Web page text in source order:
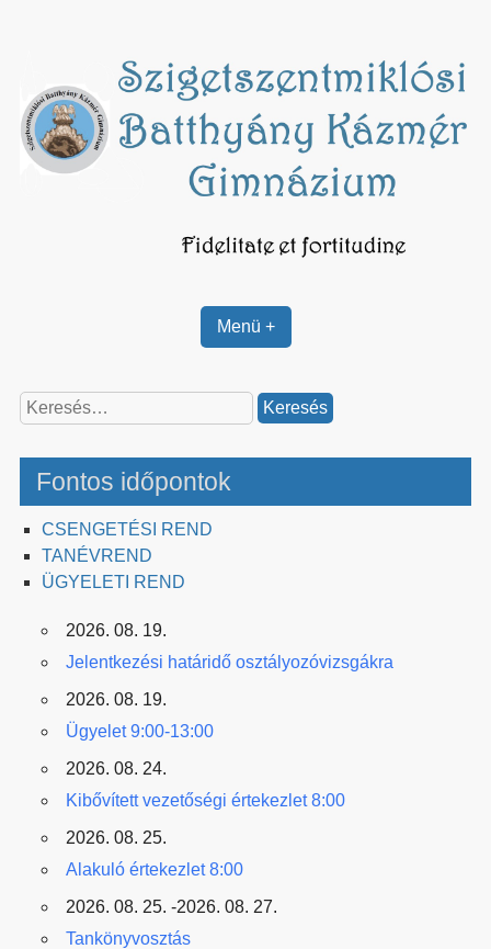
Menü +
Keresés:
Fontos időpontok
CSENGETÉSI REND
TANÉVREND
ÜGYELETI REND
2026. 08. 19.
Jelentkezési határidő osztályozóvizsgákra
2026. 08. 19.
Ügyelet 9:00-13:00
2026. 08. 24.
Kibővített vezetőségi értekezlet 8:00
2026. 08. 25.
Alakuló értekezlet 8:00
2026. 08. 25. -2026. 08. 27.
Tankönyvosztás